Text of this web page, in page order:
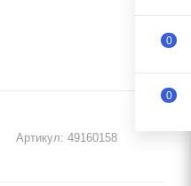
Артикул: 49160158
0
0